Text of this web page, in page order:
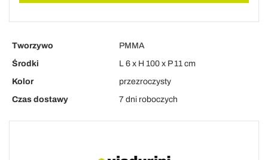
Tworzywo
PMMA
Środki
L 6 x H 100 x P 11 cm
Kolor
przezroczysty
Czas dostawy
7 dni roboczych